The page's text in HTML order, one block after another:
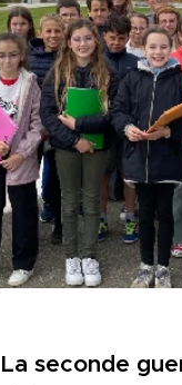
La seconde